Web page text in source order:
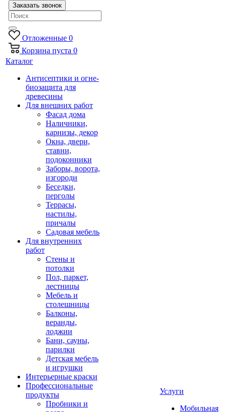
Заказать звонок
Отложенные 0
Корзина пуста 0
Каталог
Антисептики и огне-
биозащита для
древесины
Для внешних работ
Фасад дома
Наличники,
карнизы, декор
Окна, двери,
ставни,
подоконники
Заборы, ворота,
изгороди
Беседки,
перголы
Террасы,
настилы,
причалы
Садовая мебель
Для внутренних
работ
Стены и
потолки
Пол, паркет,
лестницы
Мебель и
столешницы
Балконы,
веранды,
лоджии
Бани, сауны,
парилки
Детская мебель
и игрушки
Интерьерные краски
Профессиональные
продукты
Пробники и
Услуги
Мобильная